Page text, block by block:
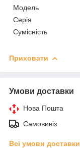
Модель
Серія
Сумісність
Приховати
Умови доставки
Нова Пошта
Самовивіз
Всі умови доставки